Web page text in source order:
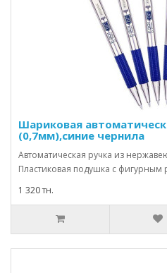
Шариковая
(0,7мм),синие чернила
Автоматическая ручка из
Пластиковая подушка с
1 320 тн.